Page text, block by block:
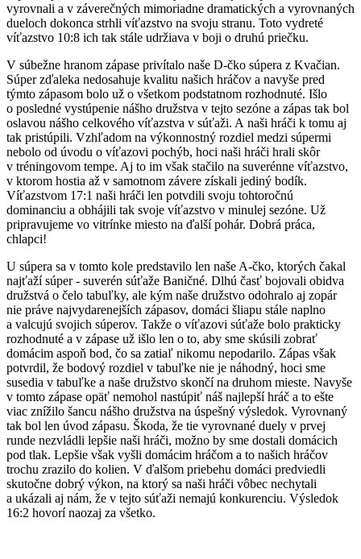
vyrovnali a v záverečných mimoriadne dramatických a vyrovnaných
dueloch dokonca strhli víťazstvo na svoju stranu. Toto vydreté
víťazstvo 10:8 ich tak stále udržiava v boji o druhú priečku.
V súbežne hranom zápase privítalo naše D-čko súpera z Kvačian.
Súper zďaleka nedosahuje kvalitu našich hráčov a navyše pred
týmto zápasom bolo už o všetkom podstatnom rozhodnuté. Išlo
o posledné vystúpenie nášho družstva v tejto sezóne a zápas tak bol
oslavou nášho celkového víťazstva v súťaži. A naši hráči k tomu aj
tak pristúpili. Vzhľadom na výkonnostný rozdiel medzi súpermi
nebolo od úvodu o víťazovi pochýb, hoci naši hráči hrali skôr
v tréningovom tempe. Aj to im však stačilo na suverénne víťazstvo,
v ktorom hostia až v samotnom závere získali jediný bodík.
Víťazstvom 17:1 naši hráči len potvdili svoju tohtoročnú
dominanciu a obhájili tak svoje víťazstvo v minulej sezóne. Už
pripravujeme vo vitrínke miesto na ďalší pohár. Dobrá práca,
chlapci!
U súpera sa v tomto kole predstavilo len naše A-čko, ktorých čakal
najťaží súper - suverén súťaže Baničné. Dlhú časť bojovali obidva
družstvá o čelo tabuľky, ale kým naše družstvo odohralo aj zopár
nie práve najvydarenejších zápasov, domáci šliapu stále naplno
a valcujú svojich súperov. Takže o víťazovi súťaže bolo prakticky
rozhodnuté a v zápase už išlo len o to, aby sme skúsili zobrať
domácim aspoň bod, čo sa zatiaľ nikomu nepodarilo. Zápas však
potvrdil, že bodový rozdiel v tabuľke nie je náhodný, hoci sme
susedia v tabuľke a naše družstvo skončí na druhom mieste. Navyše
v tomto zápase opäť nemohol nastúpiť náš najlepší hráč a to ešte
viac znížilo šancu nášho družstva na úspešný výsledok. Vyrovnaný
tak bol len úvod zápasu. Škoda, že tie vyrovnané duely v prvej
runde nezvládli lepšie naši hráči, možno by sme dostali domácich
pod tlak. Lepšie však vyšli domácim hráčom a to našich hráčov
trochu zrazilo do kolien. V ďalšom priebehu domáci predviedli
skutočne dobrý výkon, na ktorý sa naši hráči vôbec nechytali
a ukázali aj nám, že v tejto súťaži nemajú konkurenciu. Výsledok
16:2 hovorí naozaj za všetko.